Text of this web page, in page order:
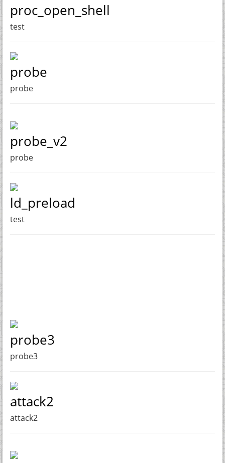
proc_open_shell
test
probe
probe
probe_v2
probe
ld_preload
test
probe3
probe3
attack2
attack2